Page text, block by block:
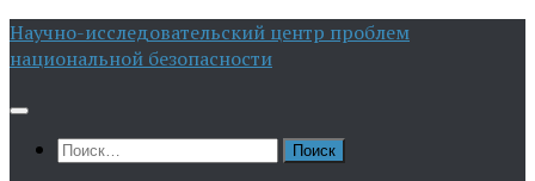
Перейти
к
Научно-исследовательский центр проблем
национальной безопасности
Найти: